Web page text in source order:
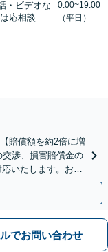
・ビデオな
応相談
0:00~19:00
（平日）
賠償額を約2倍に増
渉、損害賠償金の
いたします。お早
でお問い合わせ